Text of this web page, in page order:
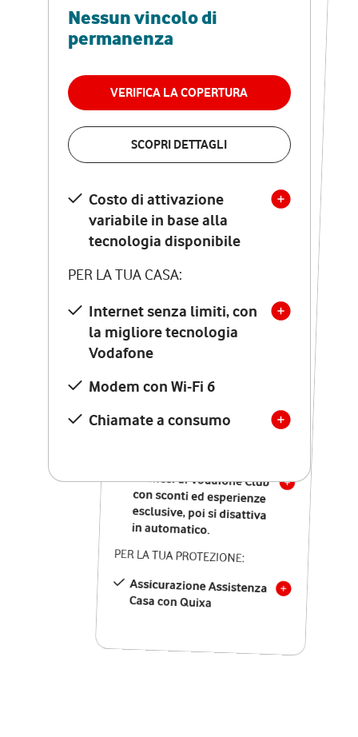
Nessun vincolo di
permanenza
VERIFICA LA COPERTURA
SCOPRI DETTAGLI
Costo di attivazione
variabile in base alla
tecnologia disponibile
PER LA TUA CASA:
Internet senza limiti, con
la migliore tecnologia
Vodafone
Modem con Wi-Fi 6
Chiamate a consumo
RETE FISSA + VODAFONE CLUB
29,95€
permanenza
VERIFICA LA COPERTURA
Costo di attivazione
variabile in base alla
tecnologia disponibile
PER LA TUA CASA:
Internet senza limiti, con
la migliore tecnologia
Vodafone
Modem Seven con Wi-Fi 7
Chiamate illimitate verso
numeri fissi e mobili
nazionali
12 mesi di Vodafone Club
con sconti ed esperienze
esclusive, poi si disattiva
in automatico.
PER LA TUA PROTEZIONE:
Assicurazione Assistenza
Casa con Quixa